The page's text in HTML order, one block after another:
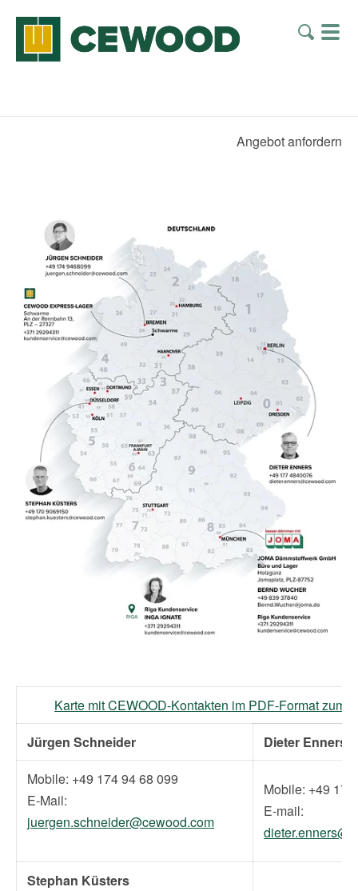
Angebot anfordern
Karte mit CEWOOD-Kontakten im PDF-Format zum
Jürgen Schneider
Dieter Enners
Mobile: +49 174 94 68 099
E-Mail:
juergen.schneider@cewood.com
Mobile: +49
E-mail:
Stephan Küsters